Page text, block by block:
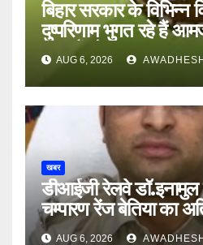
बिहार सरकार के विभिन्न
दुष्परिणाम भुगत रहे हैं
अन्य हैं मौन
AUG 6, 2026
खबर
डीआईजी रेलवे
चम्पारण रेंज बेतिया का
AUG 6, 2026